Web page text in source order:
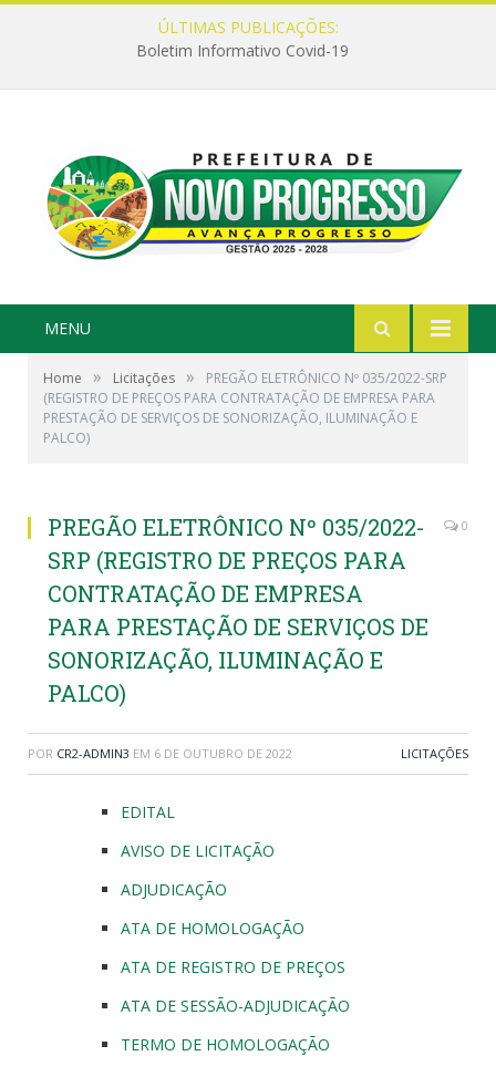
ÚLTIMAS PUBLICAÇÕES:
Boletim Informativo Covid-19
MENU
Home » Licitações »
PREGÃO ELETRÔNICO Nº 035/2022-SRP
(REGISTRO DE PREÇOS PARA CONTRATAÇÃO DE EMPRESA PARA
PRESTAÇÃO DE SERVIÇOS DE SONORIZAÇÃO, ILUMINAÇÃO E
PALCO)
PREGÃO ELETRÔNICO Nº 035/2022-
SRP (REGISTRO DE PREÇOS PARA
CONTRATAÇÃO DE EMPRESA
PARA PRESTAÇÃO DE SERVIÇOS DE
SONORIZAÇÃO, ILUMINAÇÃO E
PALCO)
0
POR CR2-ADMIN3 EM 6 DE OUTUBRO DE 2022 LICITAÇÕES
EDITAL
AVISO DE LICITAÇÃO
ADJUDICAÇÃO
ATA DE HOMOLOGAÇÃO
ATA DE REGISTRO DE PREÇOS
ATA DE SESSÃO-ADJUDICAÇÃO
TERMO DE HOMOLOGAÇÃO